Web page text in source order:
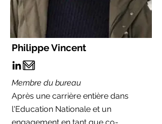
Philippe Vincent
Membre du bureau
Après une carrière entière dans
l'Education Nationale et un